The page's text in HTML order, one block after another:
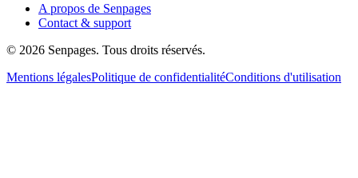
A propos de Senpages
Contact & support
© 2026 Senpages. Tous droits réservés.
Mentions légalesPolitique de confidentialitéConditions d'utilisation